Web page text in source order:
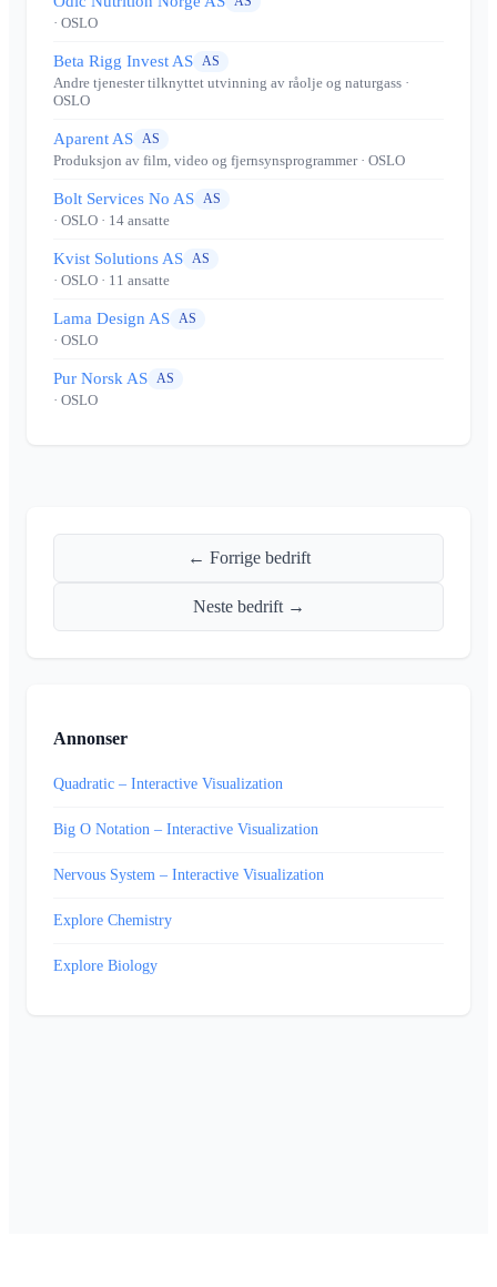
· OSLO
Beta Rigg Invest AS AS
Andre tjenester tilknyttet utvinning av råolje og naturgass ·
OSLO
Aparent AS AS
Produksjon av film, video og fjernsynsprogrammer· OSLO
Bolt Services No AS AS
· OSLO · 14 ansatte
Kvist Solutions AS AS
· OSLO · 11 ansatte
Lama Design AS AS
· OSLO
Pur Norsk AS AS
· OSLO
← Forrige bedrift
Neste bedrift →
Annonser
Quadratic – Interactive Visualization
Big O Notation – Interactive Visualization
Nervous System – Interactive Visualization
Explore Chemistry
Explore Biology